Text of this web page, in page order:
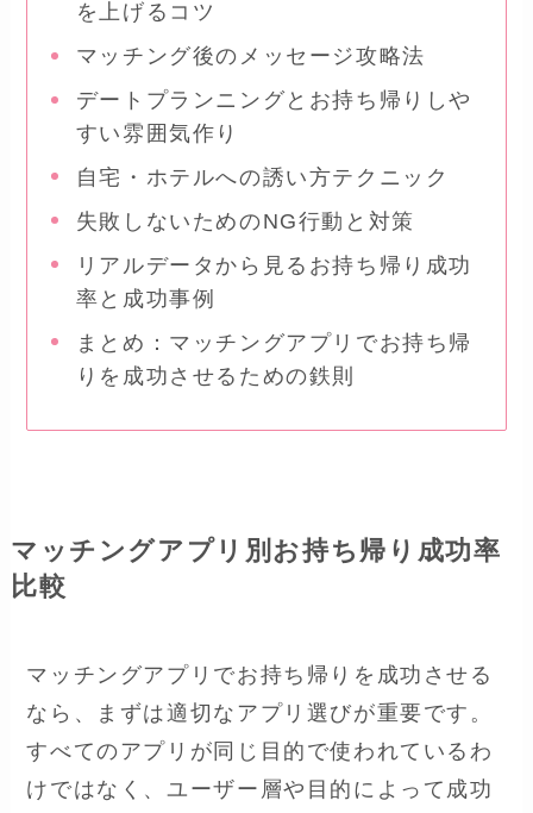
を上げるコツ
マッチング後のメッセージ攻略法
デートプランニングとお持ち帰りしや
すい雰囲気作り
自宅・ホテルへの誘い方テクニック
失敗しないためのNG行動と対策
リアルデータから見るお持ち帰り成功
率と成功事例
まとめ：マッチングアプリでお持ち帰
りを成功させるための鉄則
マッチングアプリ別お持ち帰り成功率
比較
マッチングアプリでお持ち帰りを成功させる
なら、まずは適切なアプリ選びが重要です。
すべてのアプリが同じ目的で使われているわ
けではなく、ユーザー層や目的によって成功